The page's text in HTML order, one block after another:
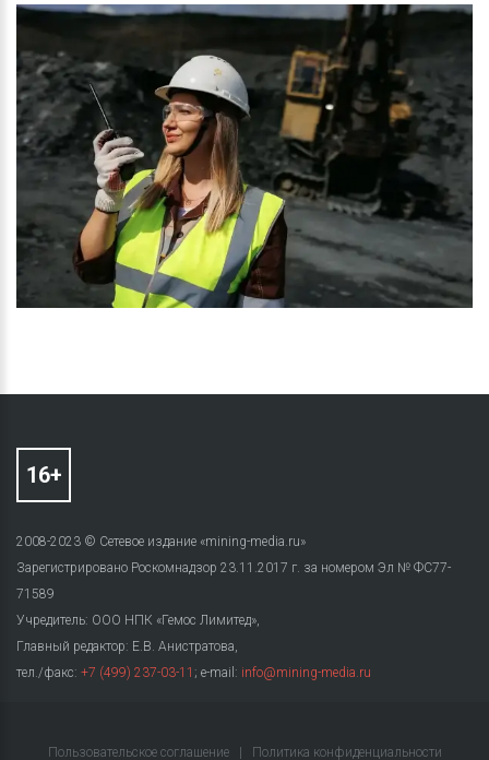
2008-2023 © Сетевое издание «mining-media.ru»
Зарегистрировано Роскомнадзор 23.11.2017 г. за номером Эл № ФС77-
71589
Учредитель: ООО НПК «Гемос Лимитед»,
Главный редактор: Е.В. Анистратова,
тел./факс: +7 (499) 237-03-11 ; e-mail: info@mining-media.ru
Пользовательское соглашение Политика конфиденциальности